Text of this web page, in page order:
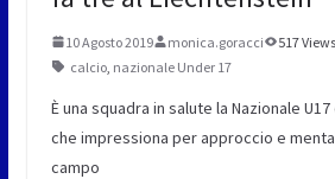
10 Agosto 2019 monica.goracci
517 Views
calcio, nazionale Under 17
È una squadra in salute la Nazionale
che impressiona per approccio e
campo